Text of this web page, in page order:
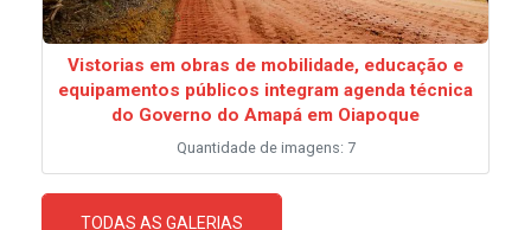
Vistorias em obras de mobilidade, educação e
equipamentos públicos integram agenda técnica
do Governo do Amapá em Oiapoque
Quantidade de imagens: 7
TODAS AS GALERIAS